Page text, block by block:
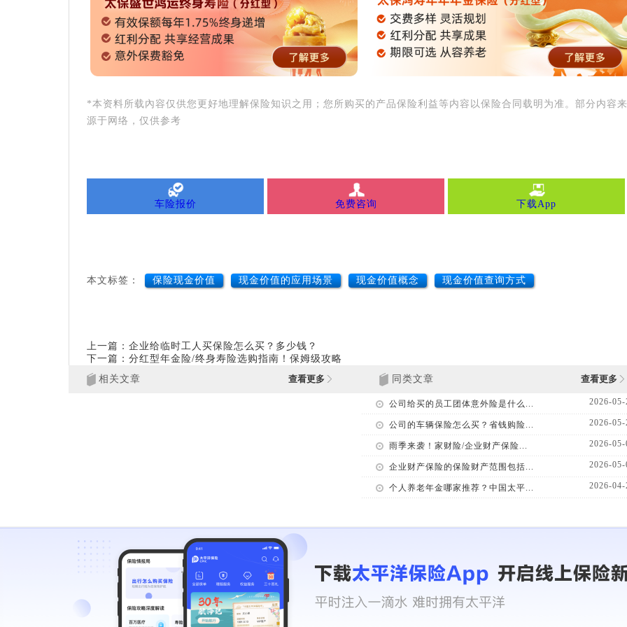
*本资料所载內容仅供您更好地理解保险知识之用；您所购买的产品保险利益等内容以保险合同载明为准。部分内容来
源于网络，仅供参考
车险报价 免费咨询 下载App
本文标签： 保险现金价值 现金价值的应用场景 现金价值概念 现金价值查询方式
上一篇：企业给临时工人买保险怎么买？多少钱？
下一篇：分红型年金险/终身寿险选购指南！保姆级攻略
相关文章
查看更多 同类文章 查看更多
公司给买的员工团体意外险是什么... 2026-05-
公司的车辆保险怎么买？省钱购险... 2026-05-
雨季来袭！家财险/企业财产保险... 2026-05-
企业财产保险的保险财产范围包括... 2026-05-
个人养老年金哪家推荐？中国太平... 2026-04-